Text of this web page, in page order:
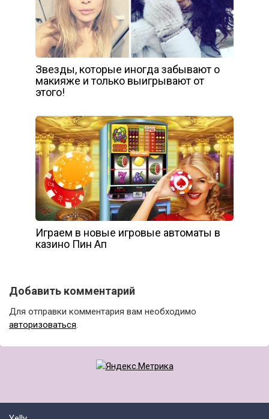
Звезды, которые иногда забывают о
макияже и только выигрывают от
этого!
Играем в новые игровые автоматы в
казино Пин Ап
Добавить комментарий
Для отправки комментария вам необходимо
авторизоваться.